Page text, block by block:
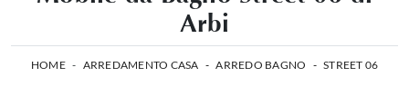
Arbi
HOME - ARREDAMENTO CASA - ARREDO BAGNO - STREET 06